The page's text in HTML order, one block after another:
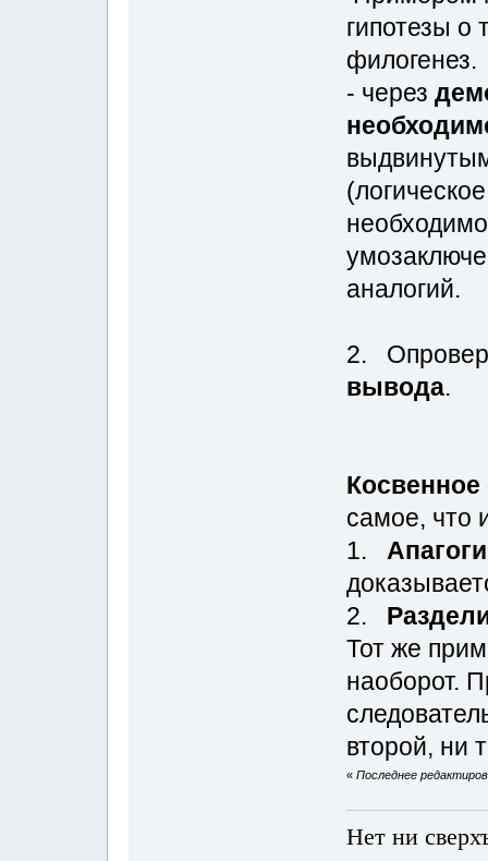
гипотезы о
филогенез.
- через
аналогий.
2.
вывода.
самое, что
1.
2.
Тот же
наоборот.
второй, ни
« Последнее
Нет ни